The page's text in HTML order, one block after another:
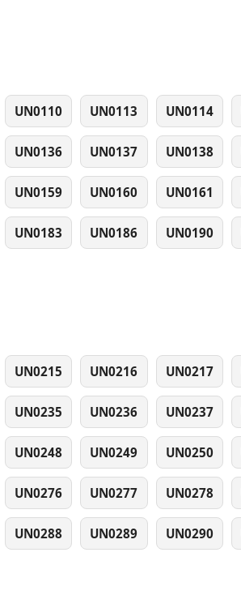
UN0110 UN0113 UN0114
UN0136 UN0137 UN0138
UN0159 UN0160 UN0161
UN0183 UN0186 UN0190
UN0215 UN0216 UN0217
UN0235 UN0236 UN0237
UN0248 UN0249 UN0250
UN0276 UN0277 UN0278
UN0288 UN0289 UN0290